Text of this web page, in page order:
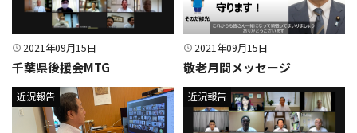
2021年09月15日
千葉県後援会MTG
2021年09月15日
敬老月間メッセージ
近況報告 近況報告